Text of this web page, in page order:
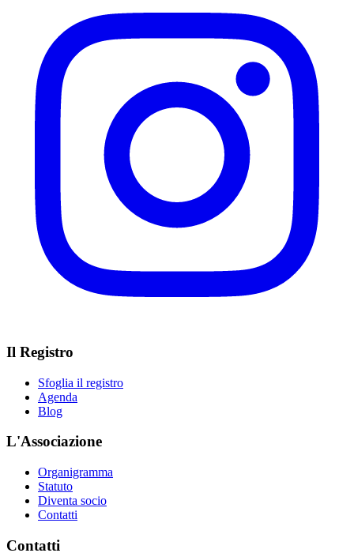
Il Registro
Sfoglia il registro
Agenda
Blog
L'Associazione
Organigramma
Statuto
Diventa socio
Contatti
Contatti